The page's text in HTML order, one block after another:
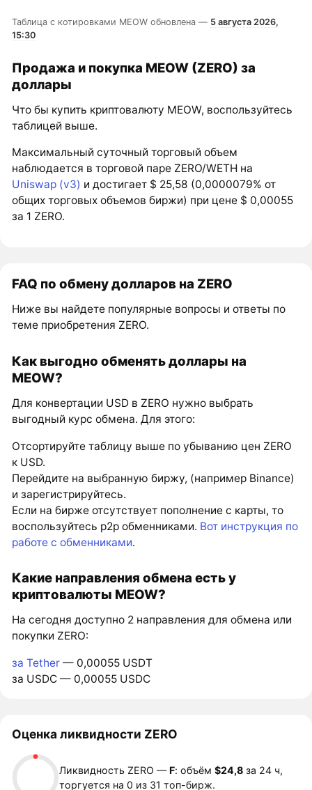
Таблица с котировками MEOW обновлена — 5 августа 2026,
15:30
Продажа и покупка MEOW (ZERO) за
доллары
Что бы купить криптовалюту MEOW, воспользуйтесь
таблицей выше.
Максимальный суточный торговый объем
наблюдается в торговой паре ZERO/WETH на
Uniswap (v3) и достигает $ 25,58 (0,0000079% от
общих торговых объемов биржи) при цене $ 0,00055
за 1 ZERO.
FAQ по обмену долларов на ZERO
Ниже вы найдете популярные вопросы и ответы по
теме приобретения ZERO.
Как выгодно обменять доллары на
MEOW?
Для конвертации USD в ZERO нужно выбрать
выгодный курс обмена. Для этого:
Отсортируйте таблицу выше по убыванию цен ZERO
к USD.
Перейдите на выбранную биржу, (например Binance)
и зарегистрируйтесь.
Если на бирже отсутствует пополнение с карты, то
воспользуйтесь p2p обменниками. Вот инструкция по
работе с обменниками.
Какие направления обмена есть у
криптовалюты MEOW?
На сегодня доступно 2 направления для обмена или
покупки ZERO:
за Tether — 0,00055 USDT
за USDC — 0,00055 USDC
Оценка ликвидности ZERO
Ликвидность ZERO —F: объём$24,8 за 24 ч,
торгуется на 0 из 31 топ-бирж.